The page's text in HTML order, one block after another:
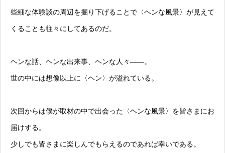
些細な体験談の周辺を掘り下げることで〈ヘンな風景〉が見えて
くることも往々にしてあるのだ。
ヘンな話、ヘンな出来事、ヘンな人々——。
世の中には想像以上に〈ヘン〉が溢れている。
次回からは僕が取材の中で出会った〈ヘンな風景〉を皆さまにお
届けする。
少しでも皆さまに楽しんでもらえるのであれば幸いである。